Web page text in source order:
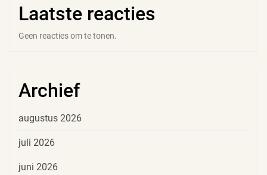
Laatste reacties
Geen reacties om te tonen.
Archief
augustus 2026
juli 2026
juni 2026